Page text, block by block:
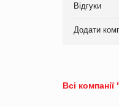
Відгуки
Додати
Всі